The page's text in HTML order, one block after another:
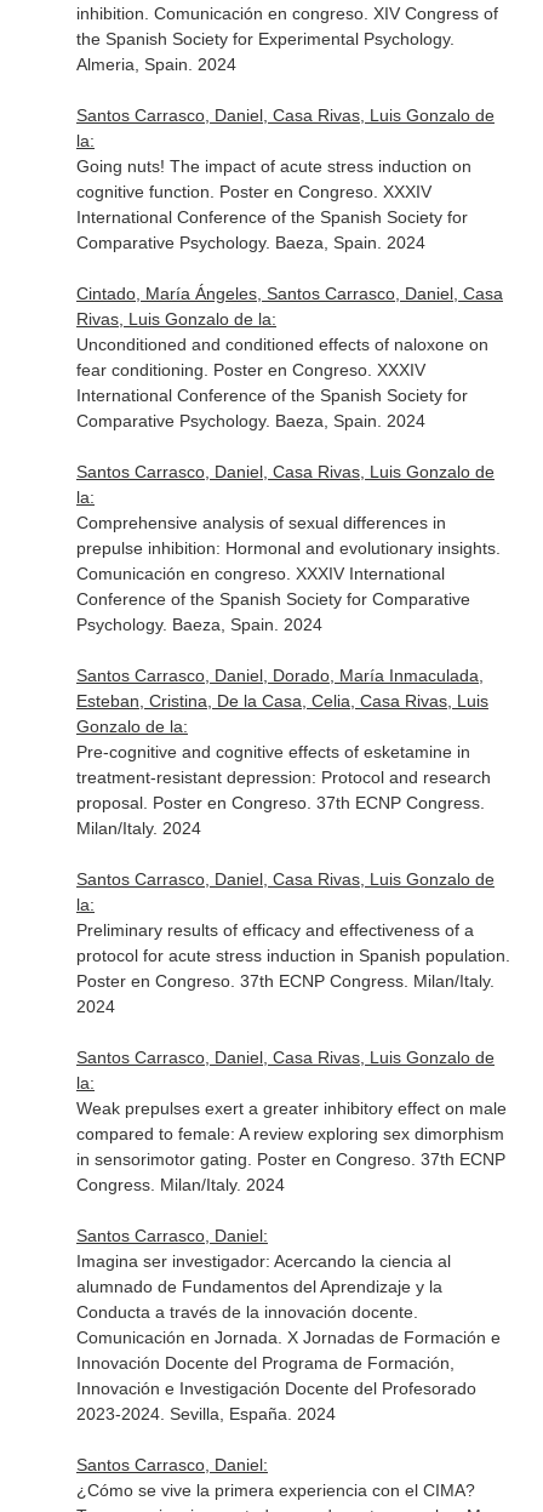
inhibition. Comunicación en congreso. XIV Congress of
the Spanish Society for Experimental Psychology.
Almeria, Spain. 2024
Santos Carrasco, Daniel, Casa Rivas, Luis Gonzalo de
la:
Going nuts! The impact of acute stress induction on
cognitive function. Poster en Congreso. XXXIV
International Conference of the Spanish Society for
Comparative Psychology. Baeza, Spain. 2024
Cintado, María Ángeles, Santos Carrasco, Daniel, Casa
Rivas, Luis Gonzalo de la:
Unconditioned and conditioned effects of naloxone on
fear conditioning. Poster en Congreso. XXXIV
International Conference of the Spanish Society for
Comparative Psychology. Baeza, Spain. 2024
Santos Carrasco, Daniel, Casa Rivas, Luis Gonzalo de
la:
Comprehensive analysis of sexual differences in
prepulse inhibition: Hormonal and evolutionary insights.
Comunicación en congreso. XXXIV International
Conference of the Spanish Society for Comparative
Psychology. Baeza, Spain. 2024
Santos Carrasco, Daniel, Dorado, María Inmaculada,
Esteban, Cristina, De la Casa, Celia, Casa Rivas, Luis
Gonzalo de la:
Pre-cognitive and cognitive effects of esketamine in
treatment-resistant depression: Protocol and research
proposal. Poster en Congreso. 37th ECNP Congress.
Milan/Italy. 2024
Santos Carrasco, Daniel, Casa Rivas, Luis Gonzalo de
la:
Preliminary results of efficacy and effectiveness of a
protocol for acute stress induction in Spanish population.
Poster en Congreso. 37th ECNP Congress. Milan/Italy.
2024
Santos Carrasco, Daniel, Casa Rivas, Luis Gonzalo de
la:
Weak prepulses exert a greater inhibitory effect on male
compared to female: A review exploring sex dimorphism
in sensorimotor gating. Poster en Congreso. 37th ECNP
Congress. Milan/Italy. 2024
Santos Carrasco, Daniel:
Imagina ser investigador: Acercando la ciencia al
alumnado de Fundamentos del Aprendizaje y la
Conducta a través de la innovación docente.
Comunicación en Jornada. X Jornadas de Formación e
Innovación Docente del Programa de Formación,
Innovación e Investigación Docente del Profesorado
2023-2024. Sevilla, España. 2024
Santos Carrasco, Daniel:
¿Cómo se vive la primera experiencia con el CIMA?